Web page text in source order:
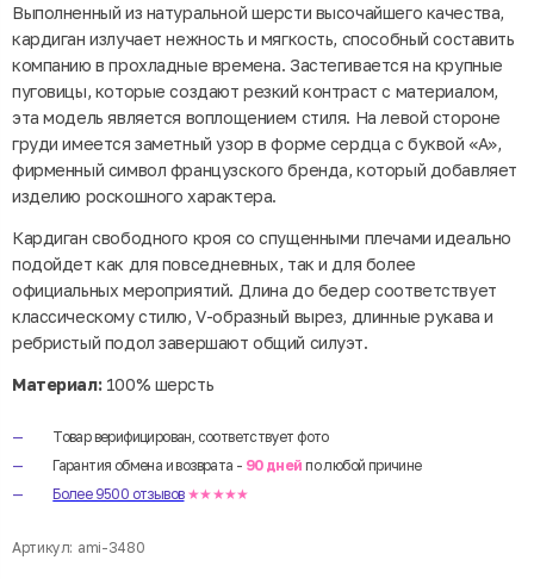
Выполненный из натуральной шерсти высочайшего качества,
кардиган излучает нежность и мягкость, способный составить
компанию в прохладные времена. Застегивается на крупные
пуговицы, которые создают резкий контраст с материалом,
эта модель является воплощением стиля. На левой стороне
груди имеется заметный узор в форме сердца с буквой «А»,
фирменный символ французского бренда, который добавляет
изделию роскошного характера.
Кардиган свободного кроя со спущенными плечами идеально
подойдет как для повседневных, так и для более
официальных мероприятий. Длина до бедер соответствует
классическому стилю, V-образный вырез, длинные рукава и
ребристый подол завершают общий силуэт.
Материал:100% шерсть
Товар верифицирован, соответствует фото
Гарантия обмена и возврата - 90 дней по любой причине
Более 9500 отзывов ★★★★★
Артикул: ami-3480